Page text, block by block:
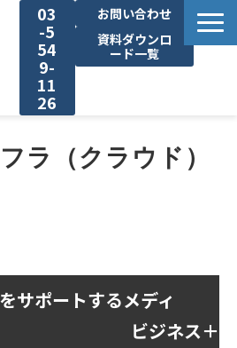
03
-5
54
9-
11
26
お問い合わせ
資料ダウンロ
ード一覧
ラ（クラウド）
サポートするメディ
ビジネス＋